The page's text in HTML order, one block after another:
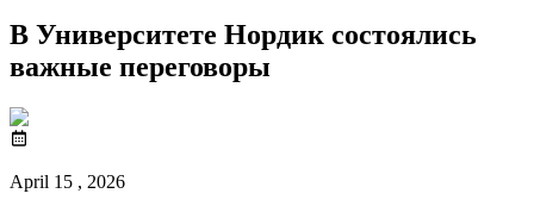
В Университете Нордик состоялись
важные переговоры
April 15 , 2026